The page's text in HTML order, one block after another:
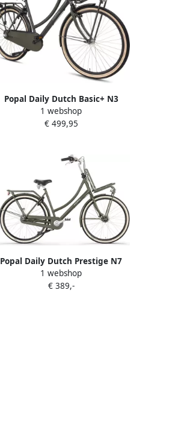
Popal Daily Dutch Basic+ N3
Transportfiets Stadsfiets Dames
59 centimeter Army Green
1 webshop
€ 499,95
Popal Daily Dutch Prestige N7
Transportfiets 28 inch Dames
Aluminium frame 59cm Leger
1 webshop
€ 389,-